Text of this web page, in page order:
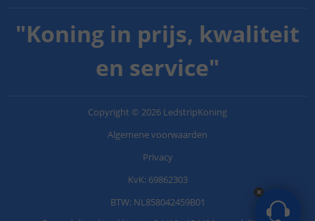
"Koning in prijs, kwaliteit
en service"
Copyright © 2026 LedstripKoning
Algemene voorwaarden
Privacy
KvK: 69862303
BTW: NL858042459B01